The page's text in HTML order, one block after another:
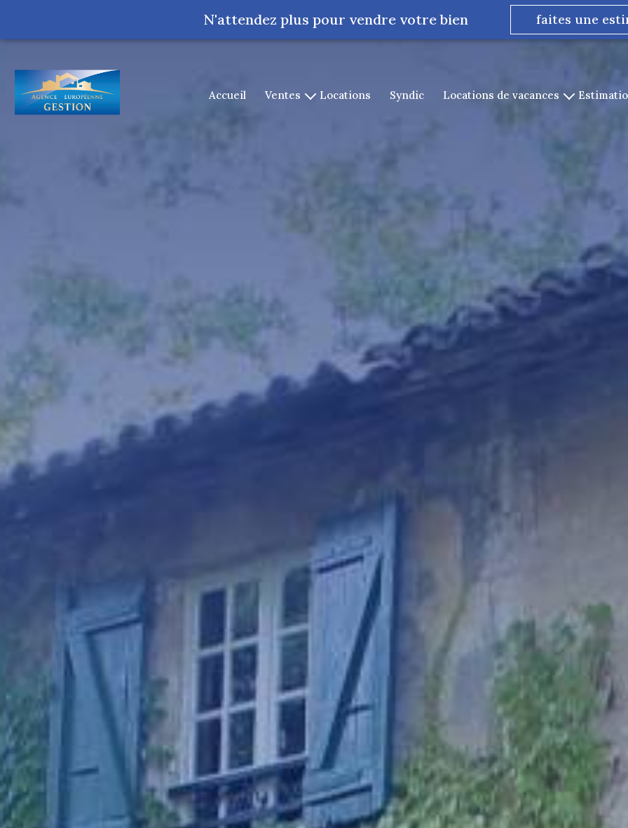
N'attendez plus pour vendre votre bien faites une
accueil ventes locations syndic locations de vacances